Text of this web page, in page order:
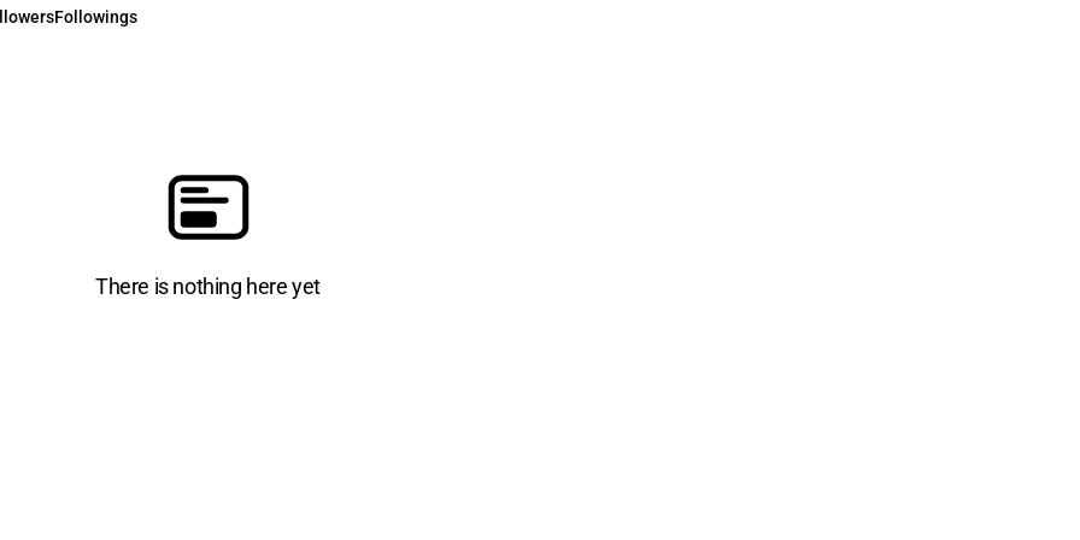
Followings
There is nothing here yet